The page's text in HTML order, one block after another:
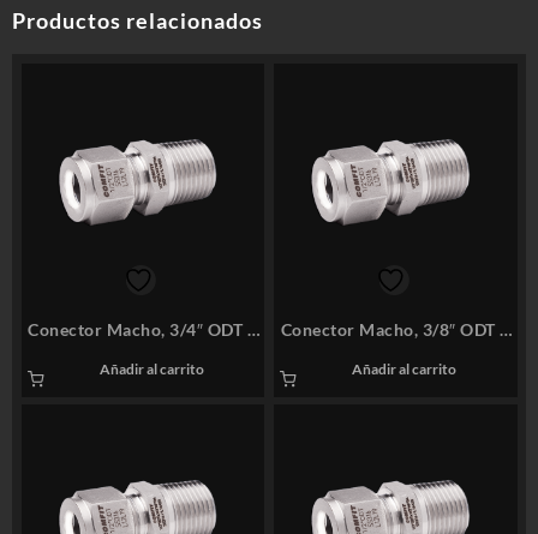
Productos relacionados
Conector Macho, 3/4″ ODT x
P/N: 12CMCD-12N
Añadir al carrito
Conector Macho, 3/8″ ODT x
P/N: 6CMCD-4N
Añadir al carrito